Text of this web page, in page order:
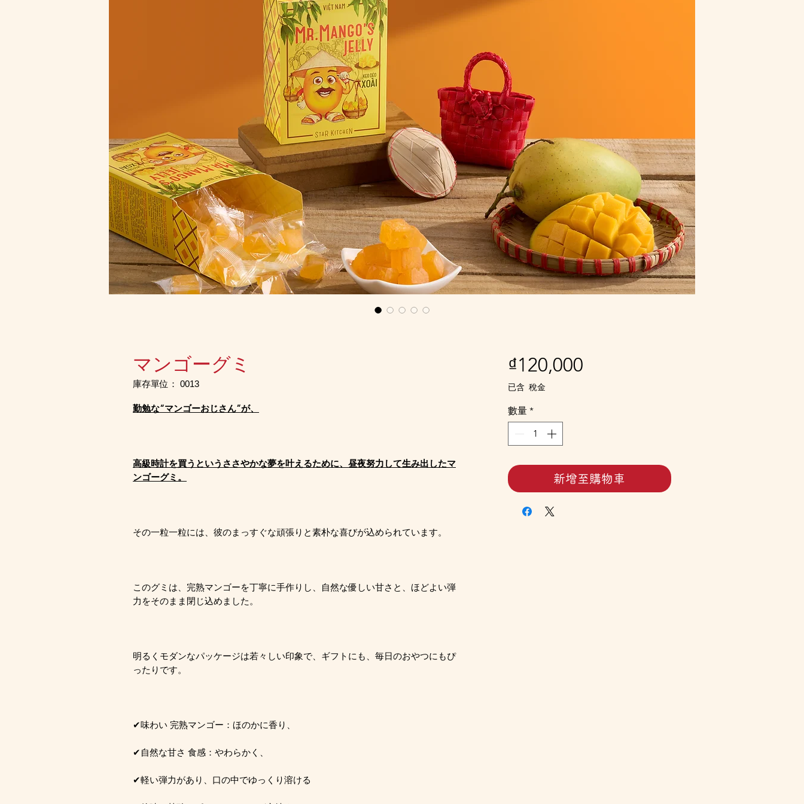
マンゴーグミ
庫存單位： 0013
勤勉な“マンゴーおじさん”が、
高級時計を買うというささやかな夢を叶えるために、昼夜努力して生み出したマ
ンゴーグミ。
その一粒一粒には、彼のまっすぐな頑張りと素朴な喜びが込められています。
このグミは、完熟マンゴーを丁寧に手作りし、自然な優しい甘さと、ほどよい弾
力をそのまま閉じ込めました。
明るくモダンなパッケージは若々しい印象で、ギフトにも、毎日のおやつにもぴ
ったりです。
✔味わい 完熟マンゴー：ほのかに香り、
✔自然な甘さ 食感：やわらかく、
✔軽い弾力があり、口の中でゆっくり溶ける
₫120,000價
已含 稅金
數量 *
新增至購物車